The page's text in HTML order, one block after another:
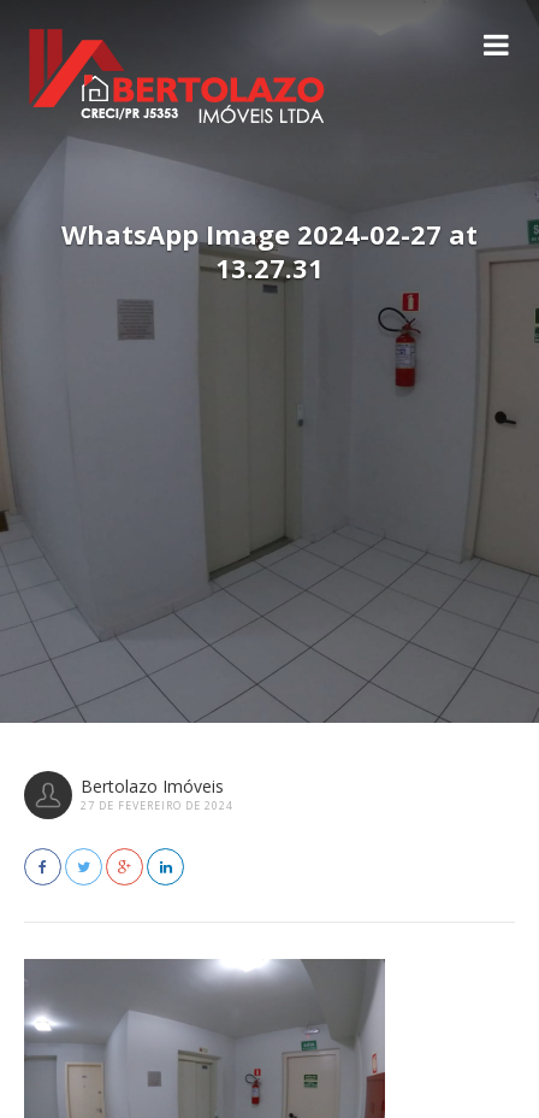
WhatsApp Image 2024-02-27 at
13.27.31
Bertolazo Imóveis
27 DE FEVEREIRO DE 2024